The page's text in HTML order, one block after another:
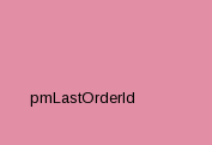
pmLastOrderId